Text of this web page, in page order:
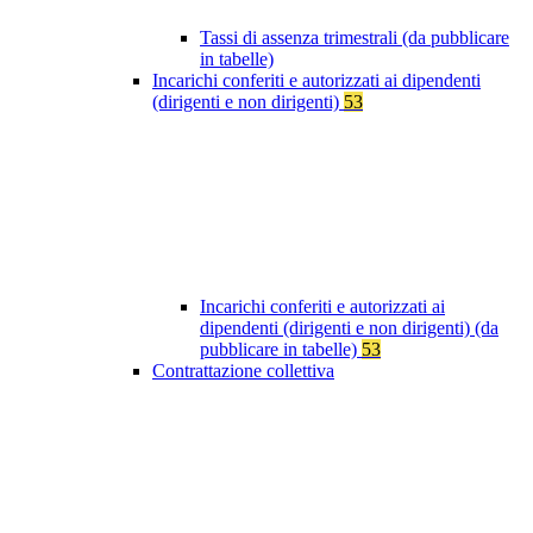
Tassi di assenza trimestrali (da pubblicare
in tabelle)
Incarichi conferiti e autorizzati ai dipendenti
(dirigenti e non dirigenti) 53
Incarichi conferiti e autorizzati ai
dipendenti (dirigenti e non dirigenti) (da
pubblicare in tabelle) 53
Contrattazione collettiva